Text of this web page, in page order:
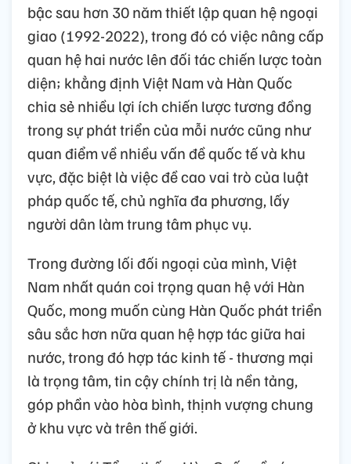
bậc sau hơn 30 năm thiết lập quan hệ ngoại
giao (1992-2022), trong đó có việc nâng cấp
quan hệ hai nước lên đối tác chiến lược toàn
diện; khẳng định Việt Nam và Hàn Quốc
chia sẻ nhiều lợi ích chiến lược tương đồng
trong sự phát triển của mỗi nước cũng như
quan điểm về nhiều vấn đề quốc tế và khu
vực, đặc biệt là việc đề cao vai trò của luật
pháp quốc tế, chủ nghĩa đa phương, lấy
người dân làm trung tâm phục vụ.
Trong đường lối đối ngoại của mình, Việt
Nam nhất quán coi trọng quan hệ với Hàn
Quốc, mong muốn cùng Hàn Quốc phát triển
sâu sắc hơn nữa quan hệ hợp tác giữa hai
nước, trong đó hợp tác kinh tế - thương mại
là trọng tâm, tin cậy chính trị là nền tảng,
góp phần vào hòa bình, thịnh vượng chung
ở khu vực và trên thế giới.